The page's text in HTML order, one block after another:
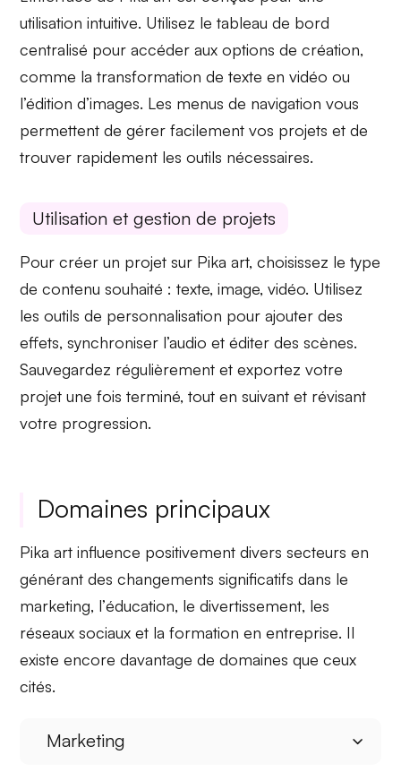
utilisation intuitive. Utilisez le tableau de bord
centralisé pour accéder aux options de création,
comme la transformation de texte en vidéo ou
l’édition d’images. Les menus de navigation vous
permettent de gérer facilement vos projets et de
trouver rapidement les outils nécessaires.
Utilisation et gestion de projets
Pour créer un projet sur Pika art, choisissez le type
decontenu souhaité : texte, image, vidéo. Utilisez
les outils de personnalisation pour ajouter des
effets, synchroniser l’audio et éditer des scènes.
Sauvegardez régulièrement etexportez votre
projet une fois terminé, tout en suivant et révisant
votre progression.
Domaines principaux
Pika art influence positivement divers secteurs en
générant des changements significatifs dans le
marketing, l’éducation, ledivertissement, les
réseaux sociaux et laformation en entreprise. Il
existe encore davantage de domaines que ceux
cités.
Marketing